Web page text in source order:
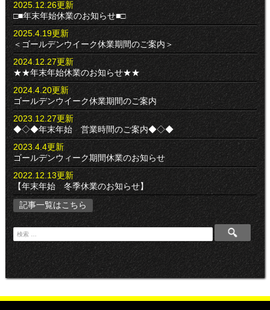
2025.12.26更新
□■年末年始休業のお知らせ■□
2025.4.19更新
＜ゴールデンウイーク休業期間のご案内＞
2024.12.27更新
★★年末年始休業のお知らせ★★
2024.4.20更新
ゴールデンウイーク休業期間のご案内
2023.12.27更新
◆◇◆年末年始 営業時間のご案内◆◇◆
2023.4.4更新
ゴールデンウィーク期間休業のお知らせ
2022.12.13更新
【年末年始 冬季休業のお知らせ】
記事一覧はこちら
検
索
: